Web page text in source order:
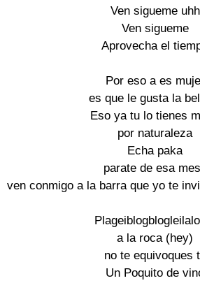
Ven sigueme uhh
Ven sigueme
Aprovecha el
Por eso a es
es que le gusta la
Eso ya tu lo tienes
por naturaleza
Echa paka
parate de esa
ven conmigo a la barra que yo te
a la roca (hey)
no te equivoques
Un Poquito de